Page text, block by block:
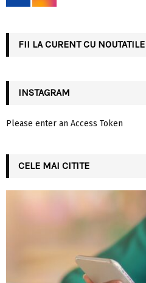
r
FII LA CURENT CU NOUTATILE
INSTAGRAM
Please enter an Access Token
CELE MAI CITITE